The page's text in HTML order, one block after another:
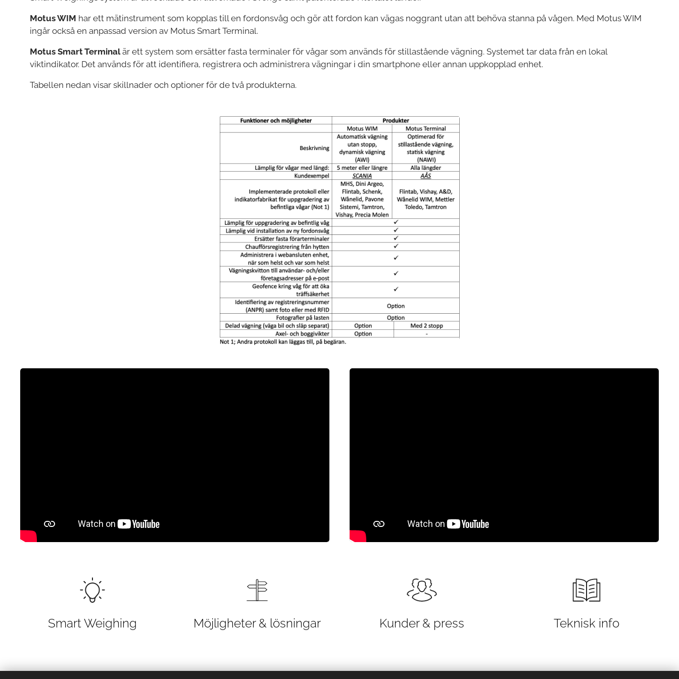
Motus WIM har ett mätinstrument som kopplas till en fordonsvåg och gör att fordon kan vägas noggrant utan att behöva stanna på vågen. Med Motus WIM
ingår också en anpassad version av Motus Smart Terminal.
Motus Smart Terminalär ett system som ersätter fasta terminaler för vågar som används för stillastående vägning. Systemet tar data från en lokal
viktindikator. Det används för att identifiera, registrera och administrera vägningar i din smartphone eller annan uppkopplad enhet.
Tabellen nedan visar skillnader och optioner för de två produkterna.
Smart Weighing Möjligheter & lösningar Kunder & press Teknisk info